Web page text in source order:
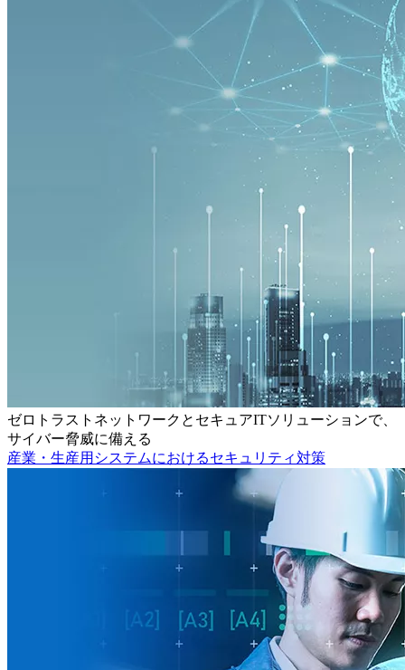
ゼロトラストネットワークとセキュアITソリューションで、
サイバー脅威に備える
産業・生産用システムにおけるセキュリティ対策